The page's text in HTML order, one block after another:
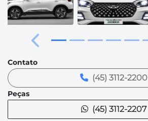
Anterior
Contato
(45) 3112-2200
Peças
(45) 3112-2207